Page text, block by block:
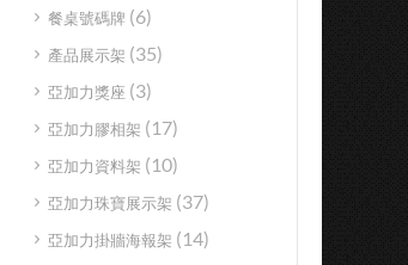
餐桌號碼牌 (6)
產品展示架 (35)
亞加力獎座 (3)
亞加力膠相架 (17)
亞加力資料架 (10)
亞加力珠寶展示架 (37)
亞加力掛牆海報架 (14)